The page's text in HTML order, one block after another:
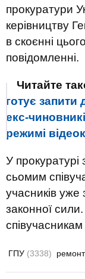
прокуратури
керівництву
в скоєнні
повідомленні.
Читайте
готує запити
екс-
режимі
У
сьомим
учасників
законної
ГПУ (3338) ремонт